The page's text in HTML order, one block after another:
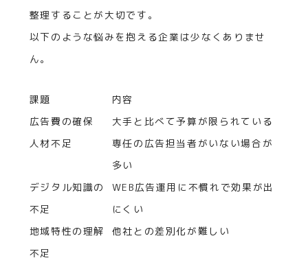
整理することが大切です。
以下のような悩みを抱える企業は少なくありませ
ん。
課題
内容
広告費の確保
大手と比べて予算が限られている
人材不足
専任の広告担当者がいない場合が
多い
デジタル知識の
不足
WEB広告運用に不慣れで効果が出
にくい
地域特性の理解
不足
他社との差別化が難しい